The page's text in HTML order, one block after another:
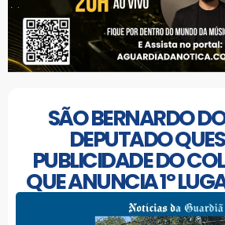
SÃO BERNARDO
DEPUTADO
PUBLICIDADE DO
QUE ANUNCIA 1º